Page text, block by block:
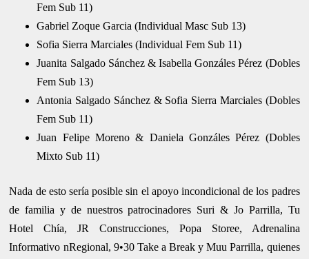
Fem Sub 11)
Gabriel Zoque Garcia (Individual Masc Sub 13)
Sofia Sierra Marciales (Individual Fem Sub 11)
Juanita Salgado Sánchez & Isabella Gonzáles Pérez (Dobles
Fem Sub 13)
Antonia Salgado Sánchez & Sofia Sierra Marciales (Dobles
Fem Sub 11)
Juan Felipe Moreno & Daniela Gonzáles Pérez (Dobles
Mixto Sub 11)
Nada de esto sería posible sin el apoyo incondicional de los padres
de familia y de nuestros patrocinadores Suri & Jo Parrilla, Tu
Hotel Chía, JR Construcciones, Popa Storee, Adrenalina
Informativo nRegional, 9•30 Take a Break y Muu Parrilla, quienes